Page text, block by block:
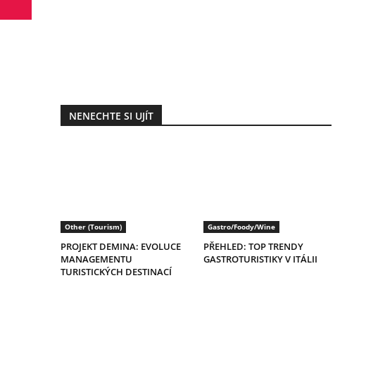
NENECHTE SI UJÍT
Other (Tourism)
PROJEKT DEMINA: EVOLUCE
MANAGEMENTU
TURISTICKÝCH DESTINACÍ
Gastro/Foody/Wine
PŘEHLED: TOP TRENDY
GASTROTURISTIKY V ITÁLII